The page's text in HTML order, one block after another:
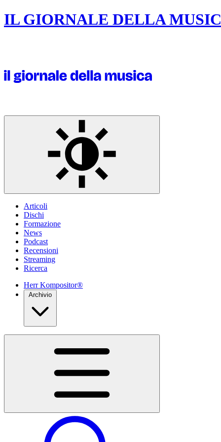
IL GIORNALE DELLA
Articoli
Dischi
Formazione
News
Podcast
Recensioni
Streaming
Ricerca
Herr Kompositor®
Archivio